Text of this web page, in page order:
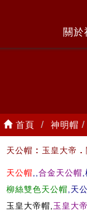
關於
首頁 神明帽
天公帽 : 玉皇大帝 .
天公帽 合金天公帽
柳絲雙色天公帽 ,天
玉皇大帝帽, 玉皇大